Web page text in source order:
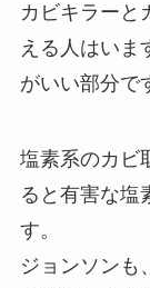
カビキラーと
える人はいま
がいい部分で
塩素系のカビ
ると有害な塩
す。
ジョンソンも